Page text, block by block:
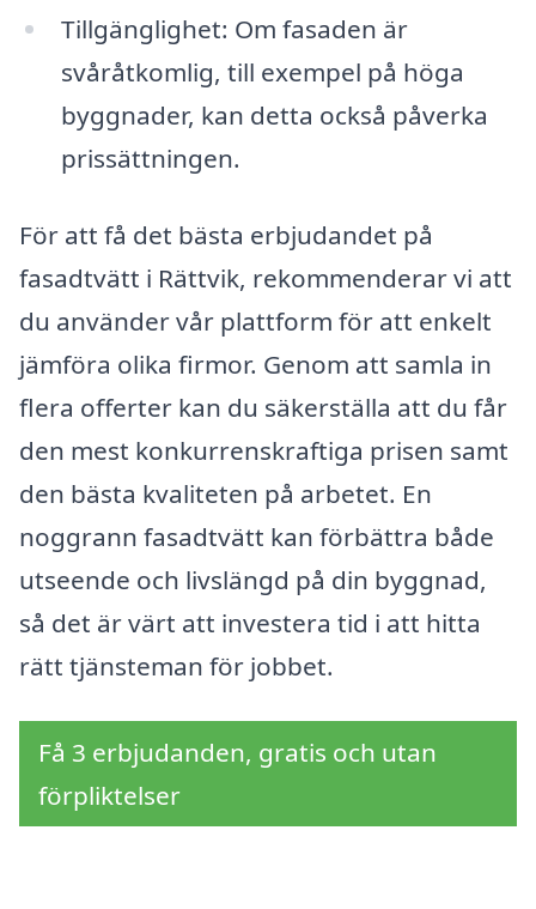
Tillgänglighet: Om fasaden är
svåråtkomlig, till exempel på höga
byggnader, kan detta också påverka
prissättningen.
För att få det bästa erbjudandet på
fasadtvätt i Rättvik, rekommenderar vi att
du använder vår plattform för att enkelt
jämföra olika firmor. Genom att samla in
flera offerter kan du säkerställa att du får
den mest konkurrenskraftiga prisen samt
den bästa kvaliteten på arbetet. En
noggrann fasadtvätt kan förbättra både
utseende och livslängd på din byggnad,
så det är värt att investera tid i att hitta
rätt tjänsteman för jobbet.
Få 3 erbjudanden, gratis och utan
förpliktelser